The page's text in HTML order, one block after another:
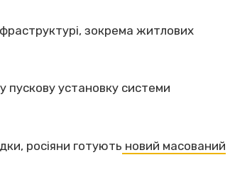
зокрема житлових
пускову установку системи
росіяни готують новий масований